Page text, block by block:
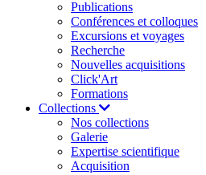
Publications
Conférences et colloques
Excursions et voyages
Recherche
Nouvelles acquisitions
Click'Art
Formations
Collections
Nos collections
Galerie
Expertise scientifique
Acquisition